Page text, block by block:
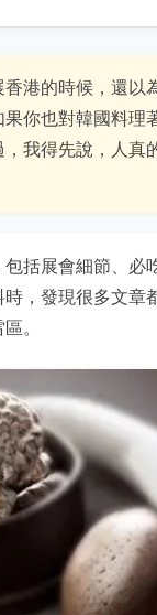
港的時候，還以
你也對韓國料理
我得先說，人真
括展會細節、必
，發現很多文章
。